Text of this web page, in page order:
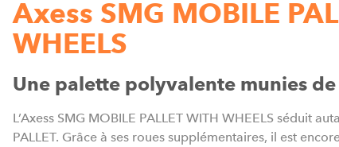
Axess SMG MOBILE
WHEELS
Une palette polyvalente munies
L’Axess SMG MOBILE PALLET WITH WHEELS séduit
PALLET. Grâce à ses roues supplémentaires, il est